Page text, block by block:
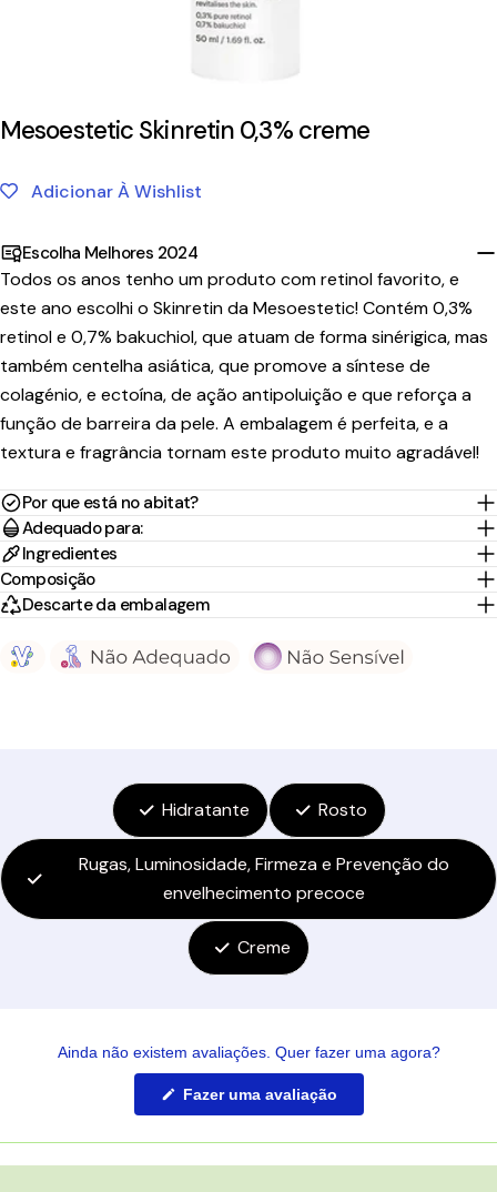
Mesoestetic Skinretin 0,3% creme
Adicionar À Wishlist
Escolha Melhores 2024
Todos os anos tenho um produto com retinol favorito, e
este ano escolhi o Skinretin da Mesoestetic! Contém 0,3%
retinol e 0,7% bakuchiol, que atuam de forma sinérigica, mas
também centelha asiática, que promove a síntese de
colagénio, e ectoína, de ação antipoluição e que reforça a
função de barreira da pele. A embalagem é perfeita, e a
textura e fragrância tornam este produto muito agradável!
Por que está no abitat?
Adequado para:
Ingredientes
Composição
Descarte da embalagem
Hidratante Rosto
Rugas, Luminosidade, Firmeza e Prevenção do
envelhecimento precoce
Creme
Ainda não existem avaliações. Quer fazer uma agora?
Fazer uma avaliação(Abre
numa
janela)